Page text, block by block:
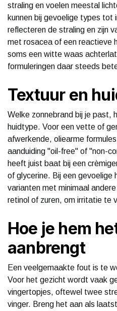
straling en voelen meestal
kunnen bij gevoelige types tot
reflecteren de straling en zijn
met rosacea of een reactieve
soms een witte waas
formuleringen daar steeds
Textuur en
Welke zonnebrand bij je past,
huidtype. Voor een vette of
afwerkende, oliearme
aanduiding "oil-free" of "non-
heeft juist baat bij een
of glycerine. Bij een gevoelige
varianten met minimaal
retinol of zuren, om irritatie te
Hoe je hem
aanbrengt
Een veelgemaakte fout is te
Voor het gezicht wordt vaak
vingertopjes, oftewel twee
vinger. Breng het aan als